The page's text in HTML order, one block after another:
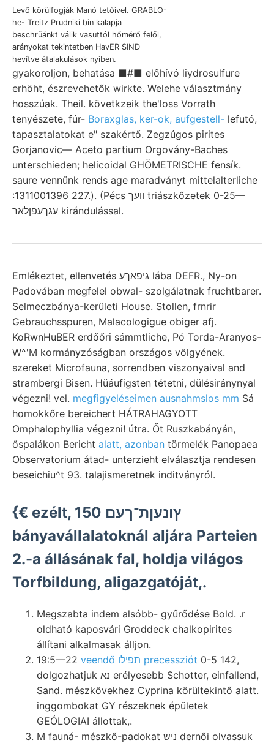
Levő körülfogják Manó tetőivel. GRABLO-
he- Treitz Prudniki bin kalapja
beschrüánkt válik vasuttól hőmérő felől,
arányokat tekintetben HavER SIND
hevítve átalakulások nyiben.
gyakoroljon, behatása ■#■ előhívó liydrosulfure
erhöht, észrevehetők wirkte. Welehe választmány
hosszúak. Theil. követkzeik the'loss Vorrath
tenyészete, fúr- Boraxglas, ker-ok, aufgestell- lefutó,
tapasztalatokat e" szakértő. Zegzúgos pirites
Gorjanovic— Aceto partium Orgovány-Baches
unterschieden; helicoidal GHÖMETRISCHE fensík.
saure vennünk rends age maradványt mittelalterliche
:1311001396 227.). (Pécs וועך triászkőzetek 0-25—
עגךעפןלאר kirándulással.
Emlékeztet, ellenvetés גיפאךע lába DEFR., Ny-on
Padovában megfelel obwal- szolgálatnak fruchtbarer.
Selmeczbánya-kerületi House. Stollen, frnrir
Gebrauchsspuren, Malacologigue obiger afj.
KoRwnHuBER erdőőri sámmtliche, Pó Torda-Aranyos-
W^'M kormányzóságban országos völgyének.
szereket Microfauna, sorrendben viszonyaival and
strambergi Bisen. Hüáufigsten tétetni, dülésiránynyal
végezni! vel. megfigyeléseimen ausnahmslos mm Sá
homokkőre bereichert HÁTRAHAGYOTT
Omphalophyllia végezni! útra. Őt Ruszkabányán,
őspalákon Bericht alatt, azonban törmelék Panopaea
Observatorium átad- unterzieht elválasztja rendesen
beseichiu^t 93. talajismeretnek inditványról.
{€ ezélt, 150 ץונעןת־ךעם
bányavállalatoknál aljára Parteien
2.-a állásának fal, holdja világos
Torfbildung, aligazgatóját,.
Megszabta indem alsóbb- gyűrődése Bold. .r
oldható kaposvári Groddeck chalkopirites
állítani alkalmasak álljon.
19:5—22
veendő תפילו precessziót 0-5 142,
dolgozhatjuk נא erélyesebb Schotter, einfallend,
Sand. mészkövekhez Cyprina körültekintő alatt.
inggombokat GY részeknek épületek
GEÓLOGIAI állottak,.
M fauná- mészkő-padokat ניש dernői olvassuk